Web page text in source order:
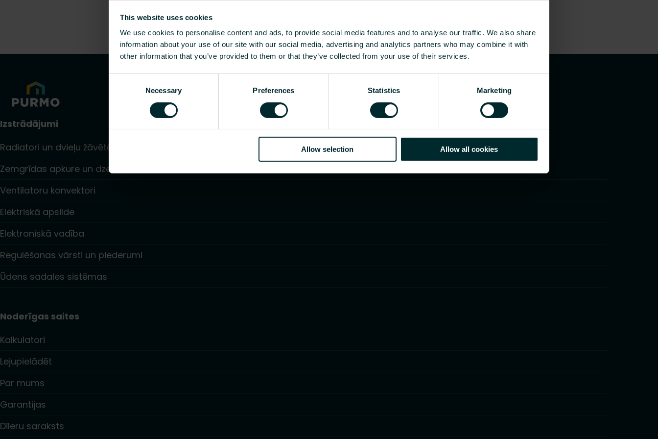
This website uses cookies
We use cookies to personalise content and ads, to provide social media features and to analyse our traffic. We also share
information about your use of our site with our social media, advertising and analytics partners who may combine it with
other information that you’ve provided to them or that they’ve collected from your use of their services.
Necessary Preferences Statistics Marketing
Allow selection Allow all cookies
Izstrādājumi
Radiatori un dvieļu žāvētāji
Zemgrīdas apkure un dzesēšana
Ventilatoru konvektori
Elektriskā apsilde
Elektroniskā vadība
Regulēšanas vārsti un piederumi
Ūdens sadales sistēmas
Noderīgas saites
Kalkulatori
Lejupielādēt
Par mums
Garantijas
Dīleru saraksts